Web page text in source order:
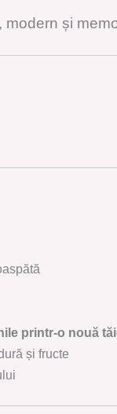
și
printr-o nouă
și fructe